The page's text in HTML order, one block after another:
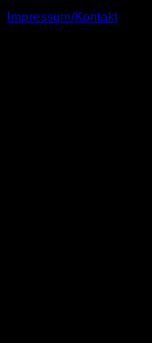
Impressum/Kontakt